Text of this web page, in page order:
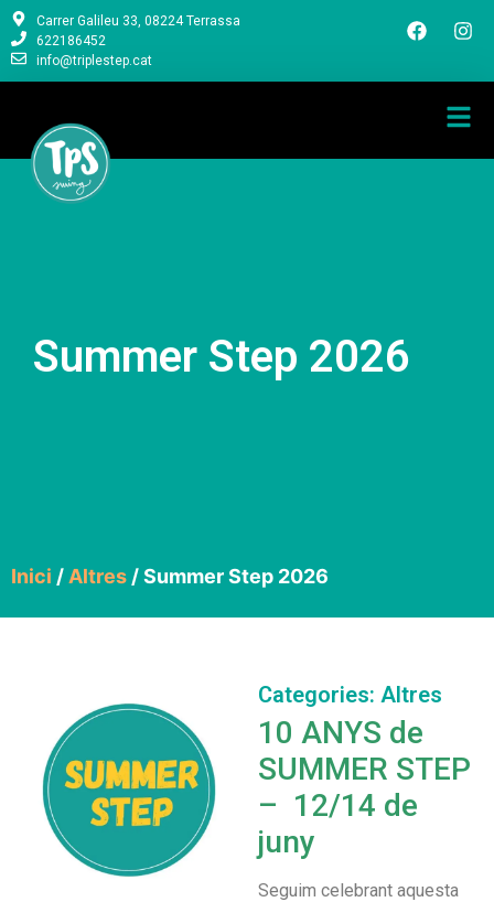
Carrer Galileu 33, 08224 Terrassa
622186452
info@triplestep.cat
Summer Step 2026
Inici / Altres / Summer Step 2026
Categories: Altres
10 ANYS de
SUMMER STEP
– 12/14 de
juny
Seguim celebrant aquesta